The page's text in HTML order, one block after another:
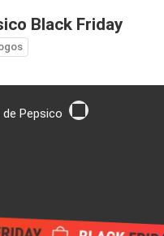
Black Friday
de Pepsico